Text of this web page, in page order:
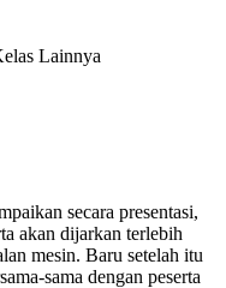
Lainnya
secara presentasi,
akan dijarkan terlebih
mesin. Baru setelah itu
sama dengan peserta